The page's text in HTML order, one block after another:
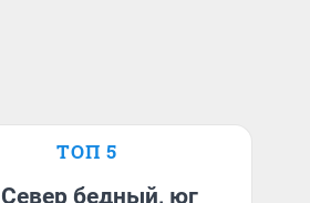
ТОП 5
Север бедный, юг